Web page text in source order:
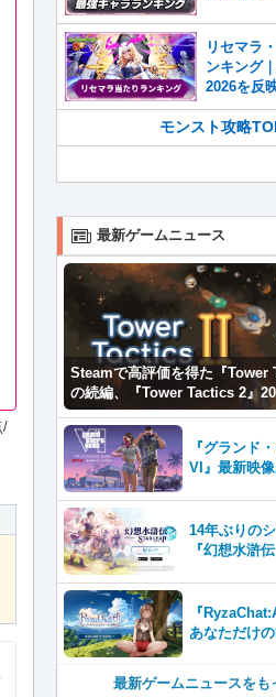
/
リセマラ
ンキング
2026を反
モンスト攻略
最新ゲームニュース
Steamで高評価を得た『Tower
の続編、『Tower Tactics 2』
に早期アクセス開始
『グランド
VI』最新映
14年ぶりの
『幻想水滸
『
あなただけ
テムはこれま
最新ゲームニュースをも